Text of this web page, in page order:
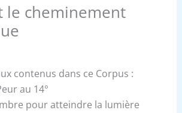
le cheminement
contenus dans ce Corpus :
au 14°
pour atteindre la lumière